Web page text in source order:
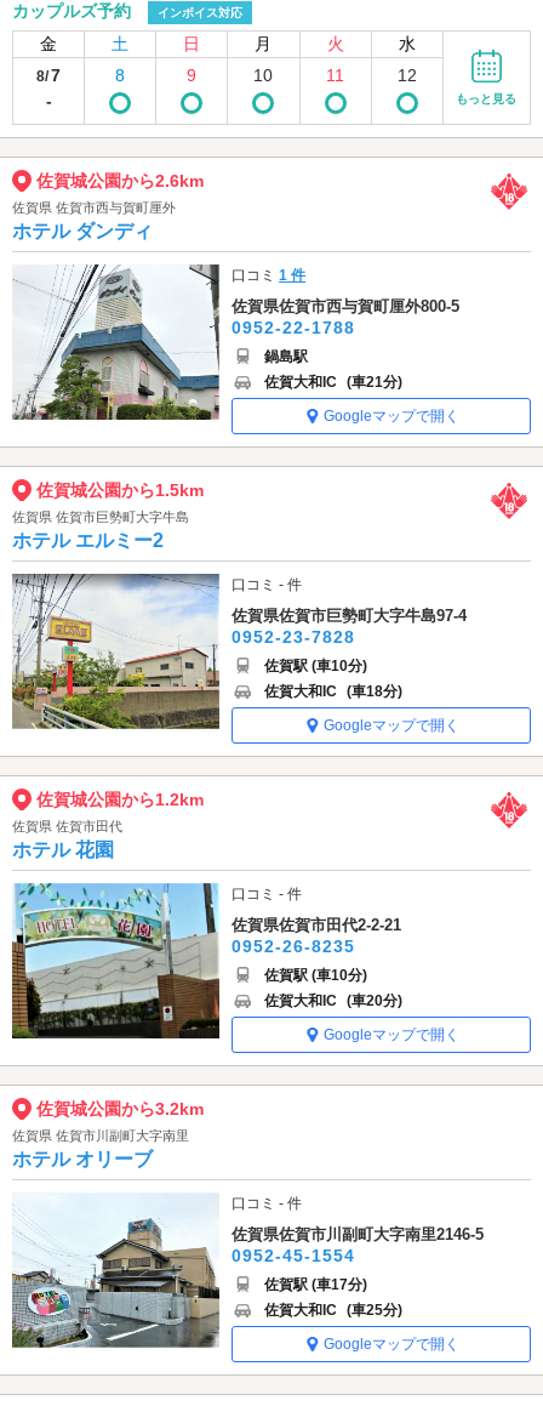
カップルズ予約 インボイス対応
金 土 日 月 火 水
8/7
-
8 9 10 11 12
もっと見る
佐賀城公園から2.6km
佐賀県 佐賀市西与賀町厘外
ホテル ダンディ
口コミ1 件
佐賀県佐賀市西与賀町厘外800-5
0952-22-1788
鍋島駅
佐賀大和IC (車21分)
Googleマップで開く
佐賀城公園から1.5km
佐賀県 佐賀市巨勢町大字牛島
ホテル エルミー2
口コミ - 件
佐賀県佐賀市巨勢町大字牛島97-4
0952-23-7828
佐賀駅 (車10分)
佐賀大和IC (車18分)
Googleマップで開く
佐賀城公園から1.2km
佐賀県 佐賀市田代
ホテル 花園
口コミ - 件
佐賀県佐賀市田代2-2-21
0952-26-8235
佐賀駅 (車10分)
佐賀大和IC (車20分)
Googleマップで開く
佐賀城公園から3.2km
佐賀県 佐賀市川副町大字南里
ホテル オリーブ
口コミ - 件
佐賀県佐賀市川副町大字南里2146-5
0952-45-1554
佐賀駅 (車17分)
佐賀大和IC (車25分)
Googleマップで開く